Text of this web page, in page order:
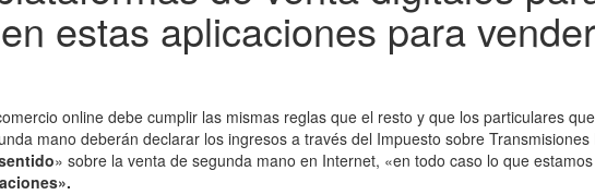
estas aplicaciones para
online debe cumplir las mismas reglas que el resto y que los particulares
mano deberán declarar los ingresos a través del Impuesto sobre
» sobre la venta de segunda mano en Internet, «en todo caso lo que